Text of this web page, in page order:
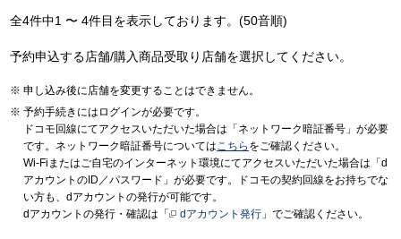
全4件中1 〜 4件目を表示しております。(50音順)
予約申込する店舗/購入商品受取り店舗を選択してください。
申し込み後に店舗を変更することはできません。
予約手続きにはログインが必要です。
ドコモ回線にてアクセスいただいた場合は「ネットワーク暗証番号」が必要
です。ネットワーク暗証番号についてはこちら をご確認ください。
Wi-Fiまたはご自宅のインターネット環境にてアクセスいただいた場合は「d
アカウントのID／パスワード」が必要です。ドコモの契約回線をお持ちでな
い方も、dアカウントの発行が可能です。
dアカウントの発行・確認は「
dアカウント発行 」でご確認ください。